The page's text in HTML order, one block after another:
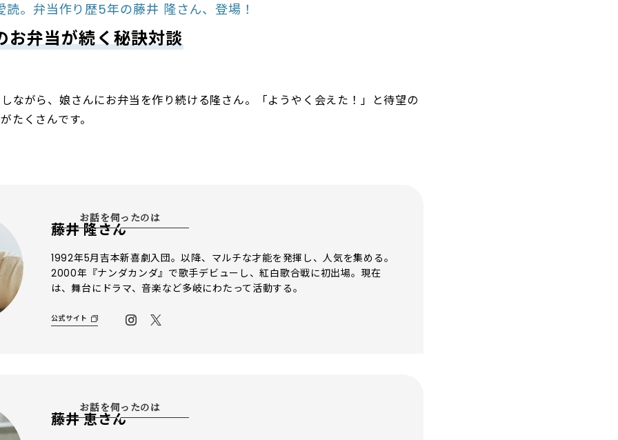
。弁当作り歴5年の藤井 隆さん、登場！
お弁当が続く秘訣対談
ながら、娘さんにお弁当を作り続ける隆さん。「ようやく会えた！」と待望の
たくさんです。
お話を伺ったのは
藤井 隆さん
1992年5月吉本新喜劇入団。以降、マルチな才能を発揮し、人気を集める。
2000年『ナンダカンダ』で歌手デビューし、紅白歌合戦に初出場。現在
は、舞台にドラマ、音楽など多岐にわたって活動する。
公式サイト
お話を伺ったのは
藤井 恵さん